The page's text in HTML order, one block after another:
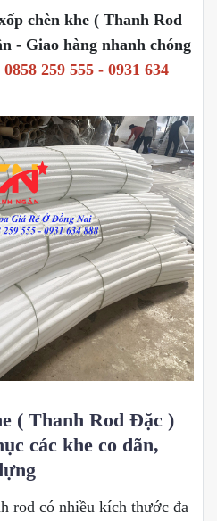
chèn khe ( Thanh Rod
- Giao hàng nhanh chóng
259 555 - 0931 634
( Thanh Rod Đặc )
các khe co dãn,
rod có nhiều kích thước đa